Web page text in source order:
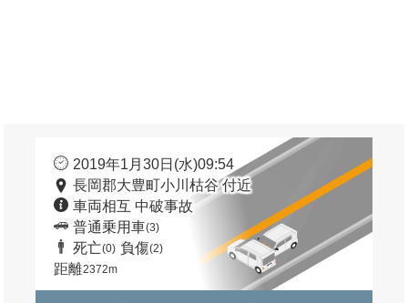
2019年1月30日(水)09:54
長岡郡大豊町小川枯谷 付近
車両相互 中破事故
普通乗用車(3)
死亡(0) 負傷(2)
距離2372m